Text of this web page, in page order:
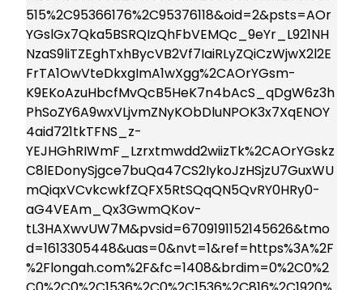
515%2C95366176%2C95376118&oid=2&psts=AOr
YGslGx7Qka5BSRQIzQhFbVEMQc_9eYr_L921NH
NzaS9liTZEghTxhBycVB2Vf7IaiRLyZQiCzWjwX2l2E
FrTA1OwVteDkxgImA1wXgg%2CAOrYGsm-
K9EKoAzuHbcfMvQcB5HeK7n4bAcS_qDgW6z3h
PhSoZY6A9wxVLjvmZNyKObDluNPOK3x7XqENOY
4aid721tkTFNS_z-
YEJHGhRIWmF_Lzrxtmwdd2wiizTk%2CAOrYGskz
C8lEDonySjgce7buQa47CS2IykoJzHSjzU7GuxWU
mQiqxVCvkcwkfZQFX5RtSQqQN5QvRY0HRy0-
aG4VEAm_Qx3GwmQKov-
tL3HAXwvUW7M&pvsid=6709191152145626&tmo
d=1613305448&uas=0&nvt=1&ref=https%3A%2F
%2Flongah.com%2F&fc=1408&brdim=0%2C0%2